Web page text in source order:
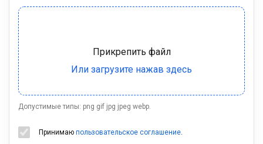
Допустимые типы: png gif jpg jpeg webp.
Принимаю пользовательское соглашение.